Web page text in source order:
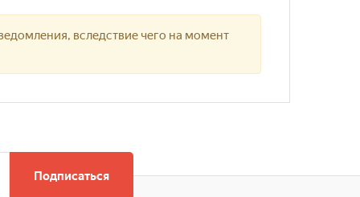
вследствие чего на момент
Подписаться